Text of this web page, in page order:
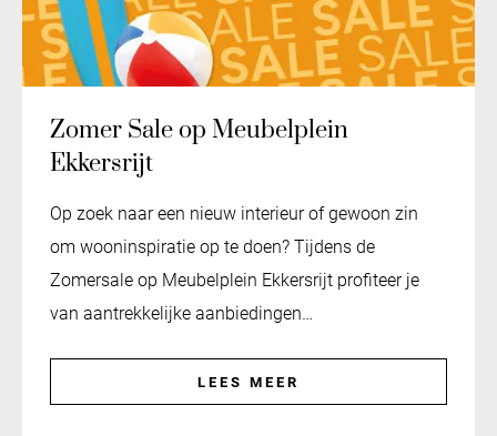
Zomer Sale op Meubelplein
Ekkersrijt
Op zoek naar een nieuw interieur of gewoon zin
om wooninspiratie op te doen? Tijdens de
Zomersale op Meubelplein Ekkersrijt profiteer je
van aantrekkelijke aanbiedingen…
LEES MEER